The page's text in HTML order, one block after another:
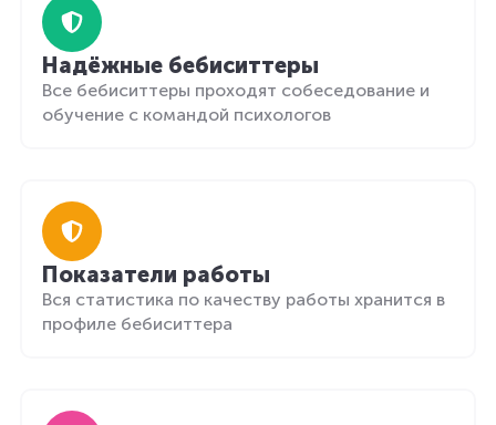
Надёжные бебиситтеры
Все бебиситтеры проходят собеседование и
обучение с командой психологов
Показатели работы
Вся статистика по качеству работы хранится в
профиле бебиситтера